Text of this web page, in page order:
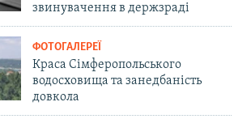
звинувачення в держзраді
ФОТОГАЛЕРЕЇ
Краса Сімферопольського
водосховища та занедбаність
довкола